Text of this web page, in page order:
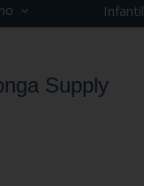
3623-1991 Infantil
Supply